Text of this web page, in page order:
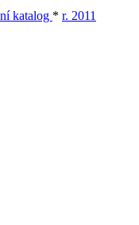
katalog * r. 2011